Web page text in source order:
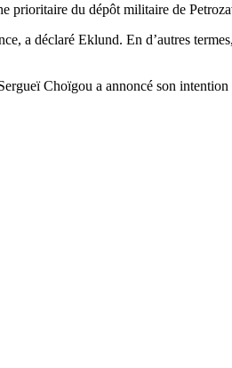
prioritaire du dépôt militaire de
a déclaré Eklund. En d’autres
Choïgou a annoncé son